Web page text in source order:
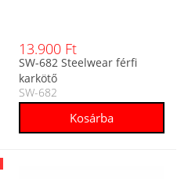
13.900 Ft
SW-682 Steelwear férfi
karkötő
SW-682